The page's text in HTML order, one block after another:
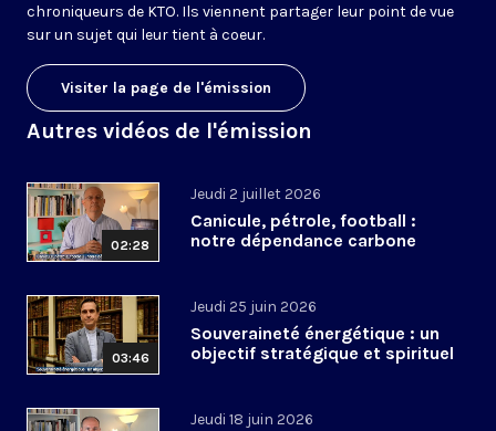
chroniqueurs de KTO. Ils viennent partager leur point de vue
sur un sujet qui leur tient à coeur.
Visiter la page de l'émission
Autres vidéos de l'émission
02:28
Jeudi 2 juillet 2026
Canicule, pétrole, football :
notre dépendance carbone
03:46
Jeudi 25 juin 2026
Souveraineté énergétique : un
objectif stratégique et spirituel
Jeudi 18 juin 2026